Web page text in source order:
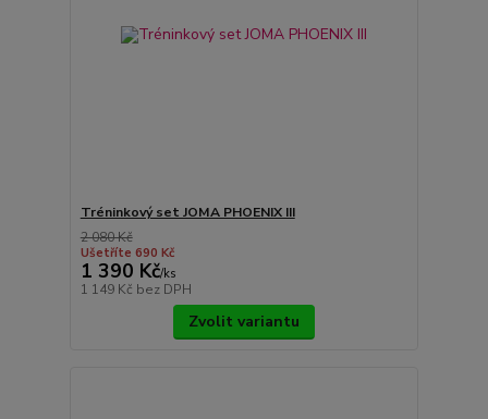
Tréninkový set JOMA PHOENIX III
2 080 Kč
Ušetříte 690 Kč
1 390 Kč/ks
1 149 Kč bez DPH
Zvolit variantu